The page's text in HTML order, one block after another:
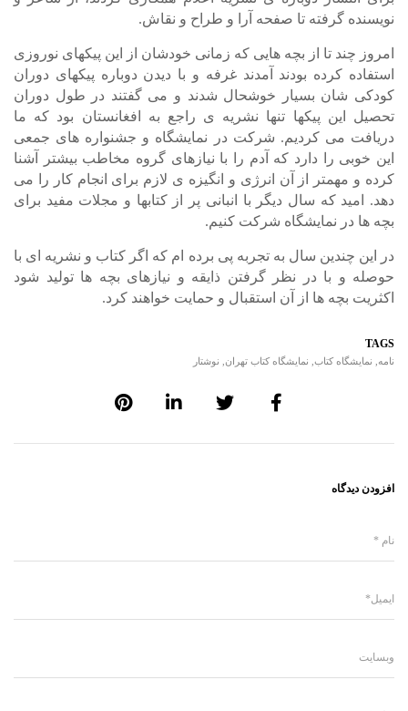
نویسنده گرفته تا صفحه آرا و طراح و نقاش.
امروز چند تا از بچه هایی که زمانی خودشان از این پیکهای نوروزی
استفاده کرده بودند آمدند غرفه و با دیدن دوباره پیکهای دوران
کودکی شان بسیار خوشحال شدند و می گفتند در طول دوران
تحصیل این پیکها تنها نشریه ی راجع به افغانستان بود که ما
دریافت می کردیم. شرکت در نمایشگاه و جشنواره های جمعی
این خوبی را دارد که آدم را با نیازهای گروه مخاطب بیشتر آشنا
کرده و مهمتر از آن انرژی و انگیزه ی لازم برای انجام کار را می
دهد. امید که سال دیگر با انبانی پر از کتابها و مجلات مفید برای
بچه ها در نمایشگاه شرکت کنیم.
در این چندین سال به تجربه پی برده ام که اگر کتاب و نشریه ای با
حوصله و با در نظر گرفتن ذایقه و نیازهای بچه ها تولید شود
اکثریت بچه ها از آن استقبال و حمایت خواهند کرد.
TAGS
نامه نمایشگاه کتاب نمایشگاه کتاب تهران نوشتار
افزودن دیدگاه